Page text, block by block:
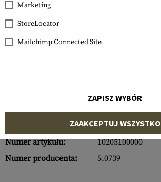
Numer artykułu:
10205100000
Numer producenta:
5.0739
Marketing
StoreLocator
Mailchimp Connected Site
ZAPISZ WYBÓR
ZAAKCEPTUJ WSZYSTKO